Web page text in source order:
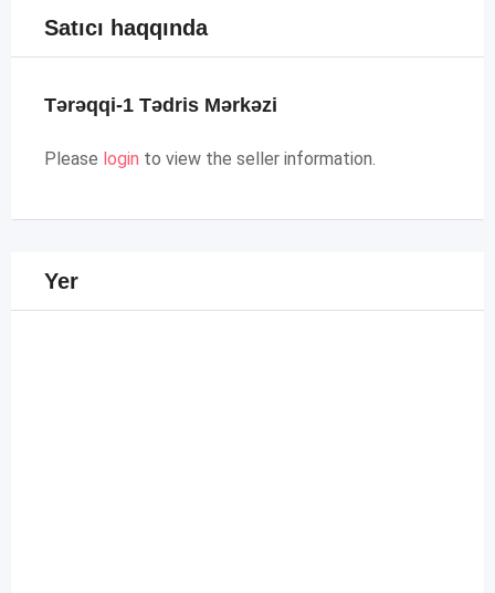
Satıcı haqqında
Tərəqqi-1 Tədris Mərkəzi
Please login to view the seller information.
Yer